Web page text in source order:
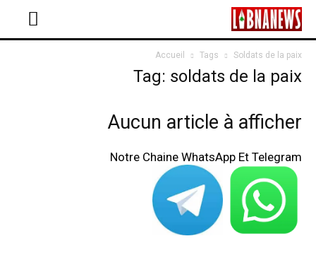
Accueil Tags Soldats de la paix
Tag: soldats de la paix
Aucun article à afficher
Notre Chaine WhatsApp Et Telegram